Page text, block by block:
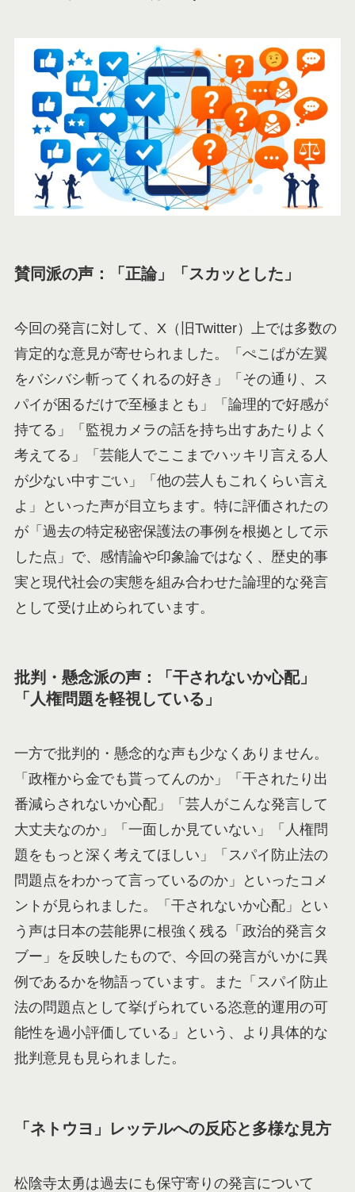
賛同派の声：「正論」「スカッとした」
今回の発言に対して、X（旧Twitter）上では多数の
肯定的な意見が寄せられました。「ぺこぱが左翼
をバシバシ斬ってくれるの好き」「その通り、ス
パイが困るだけで至極まとも」「論理的で好感が
持てる」「監視カメラの話を持ち出すあたりよく
考えてる」「芸能人でここまでハッキリ言える人
が少ない中すごい」「他の芸人もこれくらい言え
よ」といった声が目立ちます。特に評価されたの
が「過去の特定秘密保護法の事例を根拠として示
した点」で、感情論や印象論ではなく、歴史的事
実と現代社会の実態を組み合わせた論理的な発言
として受け止められています。
批判・懸念派の声：「干されないか心配」
「人権問題を軽視している」
一方で批判的・懸念的な声も少なくありません。
「政権から金でも貰ってんのか」「干されたり出
番減らされないか心配」「芸人がこんな発言して
大丈夫なのか」「一面しか見ていない」「人権問
題をもっと深く考えてほしい」「スパイ防止法の
問題点をわかって言っているのか」といったコメ
ントが見られました。「干されないか心配」とい
う声は日本の芸能界に根強く残る「政治的発言タ
ブー」を反映したもので、今回の発言がいかに異
例であるかを物語っています。また「スパイ防止
法の問題点として挙げられている恣意的運用の可
能性を過小評価している」という、より具体的な
批判意見も見られました。
「ネトウヨ」レッテルへの反応と多様な見方
松陰寺太勇は過去にも保守寄りの発言について